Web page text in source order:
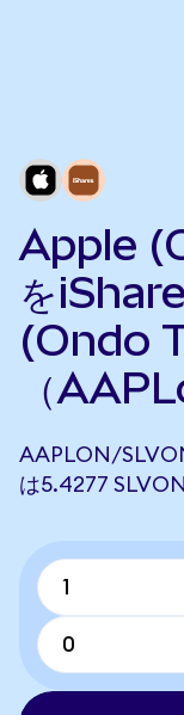
Apple
を
(Ondo
（
AAPLON/
は5.4277